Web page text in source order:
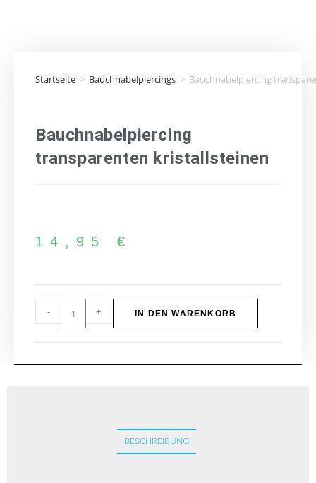
Startseite > Bauchnabelpiercings > Bauchnabelpiercing
Bauchnabelpiercing
transparenten kristallsteinen
14,95 €
- + IN DEN WARENKORB
BESCHREIBUNG